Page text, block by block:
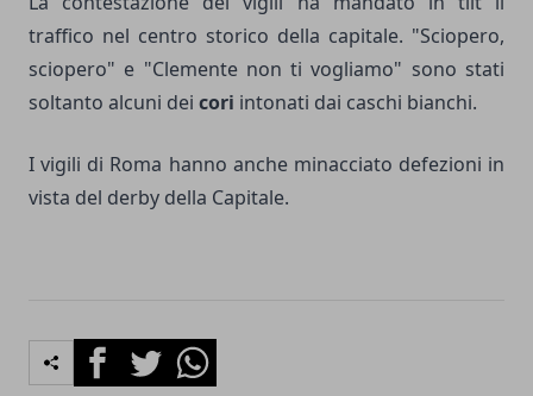
traffico nel centro storico della capitale. "Sciopero,
sciopero" e "Clemente non ti vogliamo" sono stati
soltanto alcuni dei cori intonati dai caschi bianchi.
I vigili di Roma hanno anche minacciato defezioni in
vista del derby della Capitale.
FacebookTwitterWhatsapp